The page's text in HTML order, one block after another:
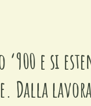
e si
Dalla